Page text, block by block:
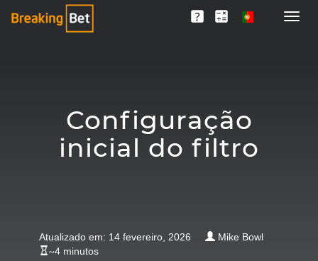
Configuração
inicial do filtro
Mike Bowl
Atualizado em: 14 fevereiro, 2026
~4 minutos